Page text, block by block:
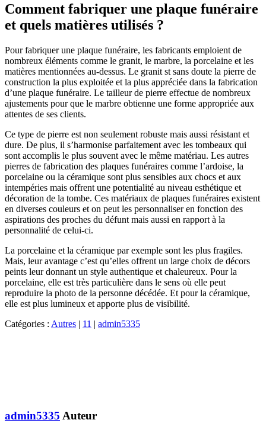
Comment fabriquer une plaque funéraire
et quels matières utilisés ?
Pour fabriquer une plaque funéraire, les fabricants emploient de
nombreux éléments comme le granit, le marbre, la porcelaine et les
matières mentionnées au-dessus. Le granit st sans doute la pierre de
construction la plus exploitée et la plus appréciée dans la fabrication
d’une plaque funéraire. Le tailleur de pierre effectue de nombreux
ajustements pour que le marbre obtienne une forme appropriée aux
attentes de ses clients.
Ce type de pierre est non seulement robuste mais aussi résistant et
dure. De plus, il s’harmonise parfaitement avec les tombeaux qui
sont accomplis le plus souvent avec le même matériau. Les autres
pierres de fabrication des plaques funéraires comme l’ardoise, la
porcelaine ou la céramique sont plus sensibles aux chocs et aux
intempéries mais offrent une potentialité au niveau esthétique et
décoration de la tombe. Ces matériaux de plaques funéraires existent
en diverses couleurs et on peut les personnaliser en fonction des
aspirations des proches du défunt mais aussi en rapport à la
personnalité de celui-ci.
La porcelaine et la céramique par exemple sont les plus fragiles.
Mais, leur avantage c’est qu’elles offrent un large choix de décors
peints leur donnant un style authentique et chaleureux. Pour la
porcelaine, elle est très particulière dans le sens où elle peut
reproduire la photo de la personne décédée. Et pour la céramique,
elle est plus lumineux et apporte plus de visibilité.
Catégories : Autres | 11 | admin5335
admin5335 Auteur